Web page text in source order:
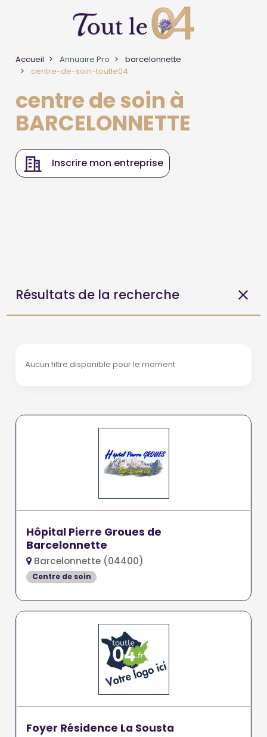
Accueil Annuaire Pro
barcelonnette
centre-de-soin-toutle04
centre de soin à
BARCELONNETTE
Inscrire mon entreprise
Résultats de la recherche
Aucun filtre disponible pour le moment.
Hôpital Pierre Groues de
Barcelonnette
Barcelonnette (04400)
Centre de soin
Foyer Résidence La Sousta